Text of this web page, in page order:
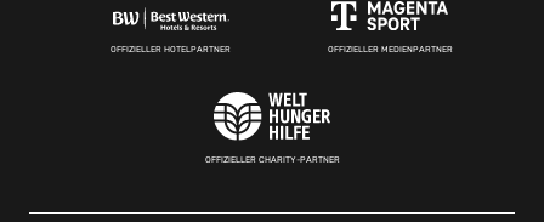
OFFIZIELLER HOTELPARTNER OFFIZIELLER MEDIENPARTNER
OFFIZIELLER CHARITY-PARTNER